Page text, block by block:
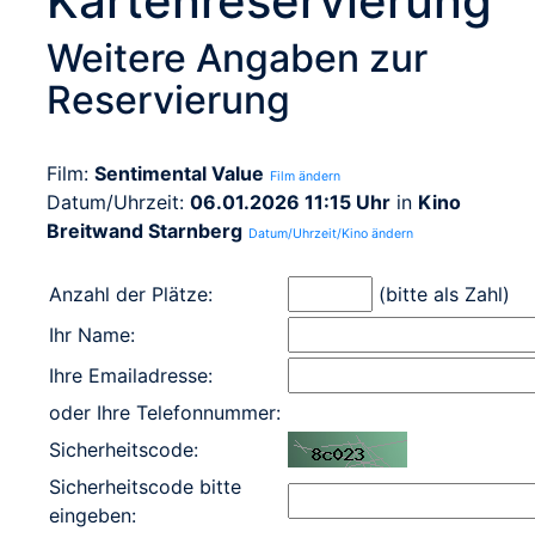
Weitere Angaben zur
Reservierung
Film: Sentimental Value Film ändern
Datum/Uhrzeit: 06.01.2026 11:15 Uhr in Kino
Breitwand Starnberg Datum/Uhrzeit/Kino ändern
Anzahl der Plätze:
(bitte als Zahl)
Ihr Name:
Ihre Emailadresse:
oder Ihre Telefonnummer:
Sicherheitscode:
Sicherheitscode bitte
eingeben: